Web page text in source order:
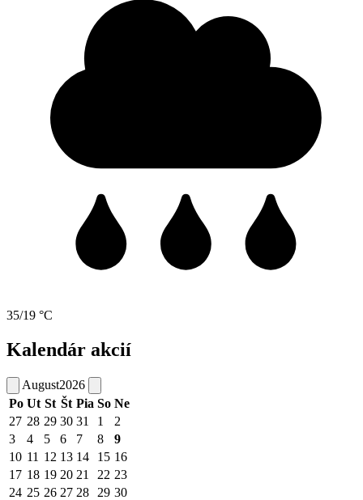
35/19 °C
Kalendár akcií
August2026
Po Ut St Št Pia So Ne
27 28 29 30 31 1
2
3
4 5 6 7 8
9
10 11 12 13 14 15 16
17 18 19 20 21 22 23
24 25 26 27 28 29 30